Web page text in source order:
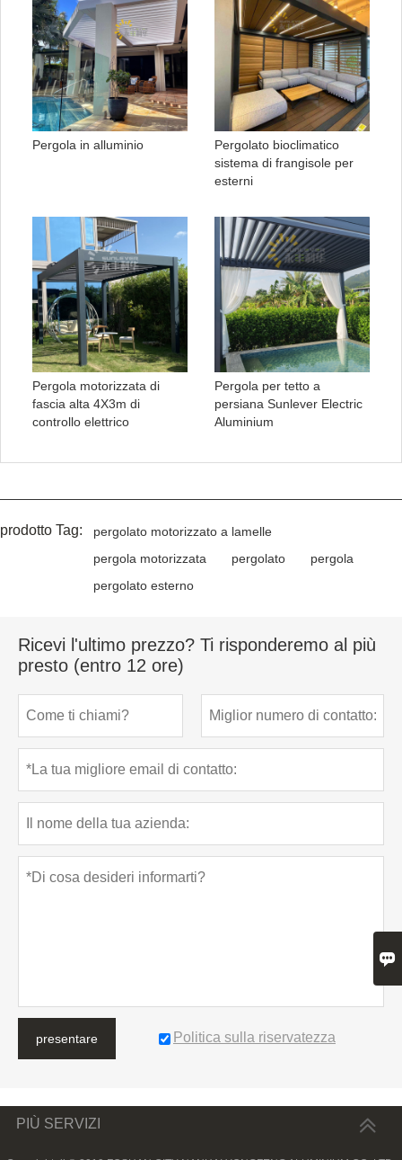
Pergola in alluminio
Pergolato bioclimatico
sistema di frangisole per
esterni
Pergola motorizzata di
fascia alta 4X3m di
controllo elettrico
Pergola per tetto a
persiana Sunlever Electric
Aluminium
prodotto Tag:
pergolato motorizzato a lamelle
pergola motorizzata
pergolato
pergola
pergolato esterno
Ricevi l'ultimo prezzo? Ti risponderemo al più
presto (entro 12 ore)
presentare Politica sulla riservatezza
PIÙ SERVIZI
